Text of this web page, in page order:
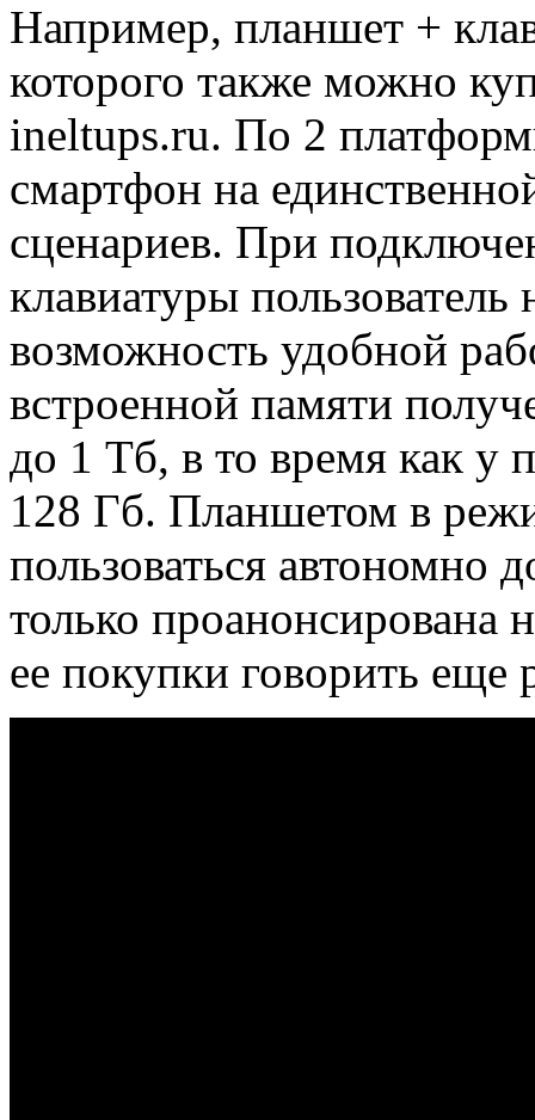
Например, планшет +
которого также можно
ineltups.ru. По 2
смартфон на
сценариев. При
клавиатуры пользователь
возможность удобной
встроенной памяти
до 1 Тб, в то время как у
128 Гб. Планшетом в
пользоваться автономно
только проанонсирована
ее покупки говорить еще